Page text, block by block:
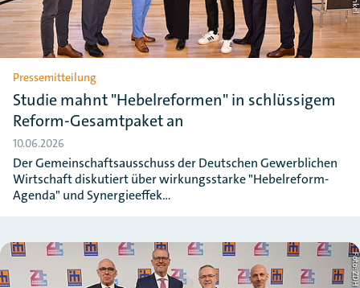
Pressemitteilung
Studie mahnt "Hebelreformen" in schlüssigem
Reform-Gesamtpaket an
10.06.2026
Der Gemeinschaftsausschuss der Deutschen Gewerblichen
Wirtschaft diskutiert über wirkungsstarke "Hebelreform-
Agenda" und Synergieeffek…
Foto: ZDH